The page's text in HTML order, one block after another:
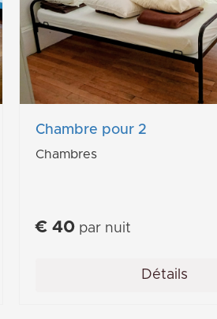
Chambre pour 2
Chambres
€ 40 par nuit
Détails